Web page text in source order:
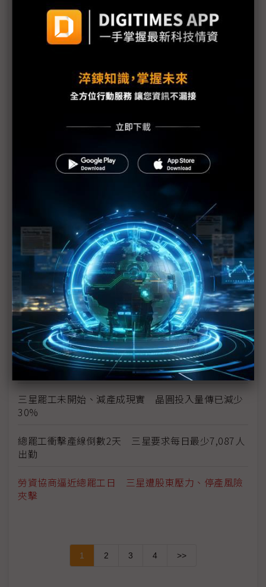
評析：三星罷工危機解除後 高額獎金未能撫平深層
【漫圖秒懂】高分紅還是拚擴產？ 三星、SK海力士
陷AI紅利分配兩難
躲過三星罷工 南韓「半導體依賴症」能躲過下次危
三星工會醞釀「總罷工」反覆拉扯 DRAM、NAND
三星史上頭一遭補償方案協議 半導體員工年終分紅
上看6億韓元
三星勞資僵局最後一刻驚險達成協議 總罷工暫緩執
行
三星總罷工危機 南韓勞動部長親自出面調解
勞資談判破局 三星工會5月21日展開總罷工
獎金釀罷工前夕 三星1Q26薪資出爐、年增25%創
新高
三星罷工未開始、減產成現實 晶圓投入量傳已減少
30%
總罷工衝擊產線倒數2天 三星要求每日最少7,087人
出勤
勞資協商逼近總罷工日 三星遭股東壓力、停產風險
夾擊
1 2 3 4 >>